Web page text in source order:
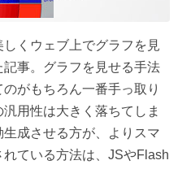
くウェブ上でグラフを見
事。グラフを見せる手法
がもちろん一番手っ取り
用性は大きく落ちてしま
成させる方が、よりスマ
ている方法は、JSやFlash